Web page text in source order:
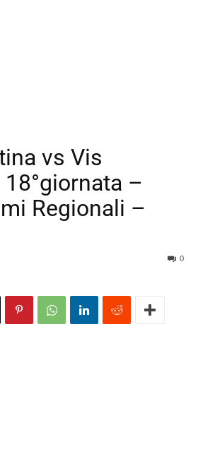
vs Vis
–
Regionali –
0